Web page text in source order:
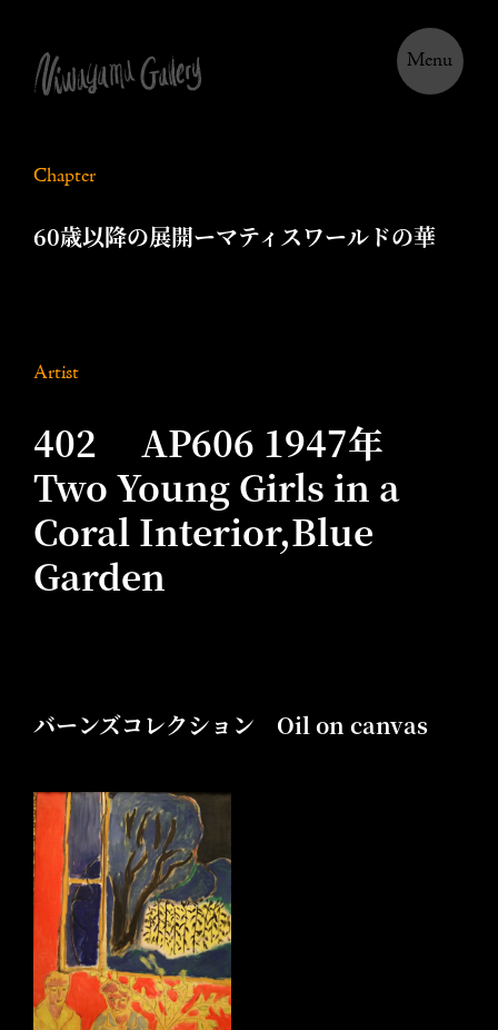
Menu
Chapter
60歳以降の展開ーマティスワールドの華
Artist
402 AP606 1947年
Two Young Girls in a
Coral Interior,Blue
Garden
バーンズコレクション Oil on canvas